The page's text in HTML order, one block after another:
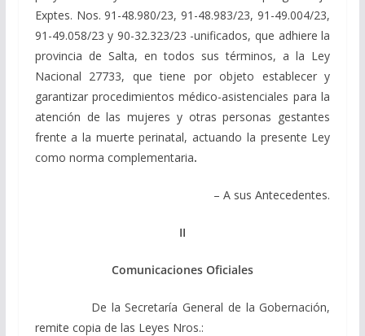
Exptes. Nos. 91-48.980/23, 91-48.983/23, 91-49.004/23,
91-49.058/23 у 90-32.323/23 -unificados, que adhiere la
provincia de Salta, en todos sus términos, a la Ley
Nacional 27733, que tiene por objeto establecer y
garantizar procedimientos médico-asistenciales para la
atención de las mujeres y otras personas gestantes
frente a la muerte perinatal, actuando la presente Ley
como norma complementaria.
– A sus Antecedentes.
II
Comunicaciones Oficiales
De la Secretaría General de la Gobernación,
remite copia de las Leyes Nros.: